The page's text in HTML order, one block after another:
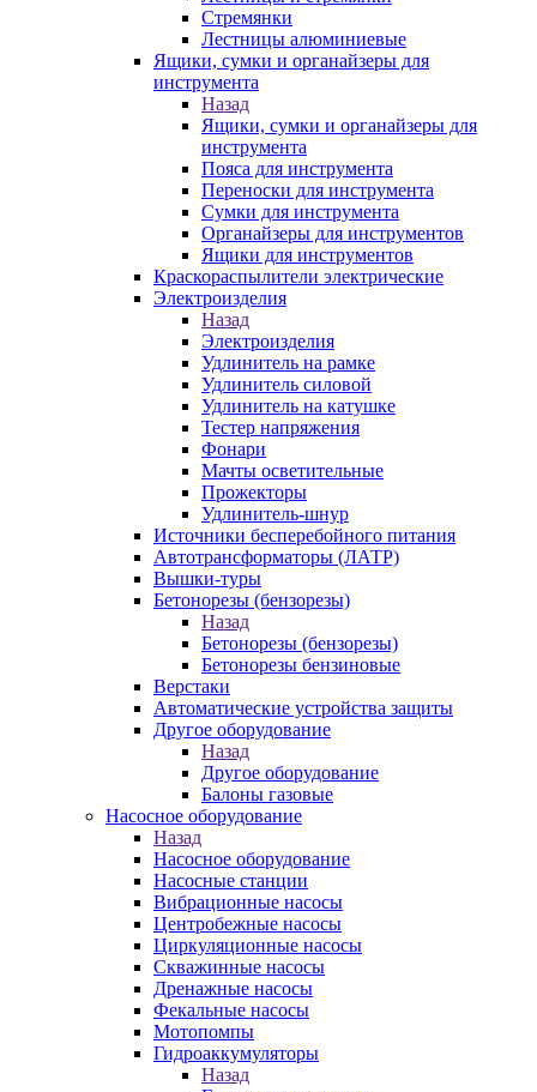
Стремянки
Лестницы алюминиевые
Ящики, сумки и органайзеры для
инструмента
Назад
Ящики, сумки и органайзеры для
инструмента
Пояса для инструмента
Переноски для инструмента
Сумки для инструмента
Органайзеры для инструментов
Ящики для инструментов
Краскораспылители электрические
Электроизделия
Назад
Электроизделия
Удлинитель на рамке
Удлинитель силовой
Удлинитель на катушке
Тестер напряжения
Фонари
Мачты осветительные
Прожекторы
Удлинитель-шнур
Источники бесперебойного питания
Автотрансформаторы (ЛАТР)
Вышки-туры
Бетонорезы (бензорезы)
Назад
Бетонорезы (бензорезы)
Бетонорезы бензиновые
Верстаки
Автоматические устройства защиты
Другое оборудование
Назад
Другое оборудование
Балоны газовые
Насосное оборудование
Назад
Насосное оборудование
Насосные станции
Вибрационные насосы
Центробежные насосы
Циркуляционные насосы
Скважинные насосы
Дренажные насосы
Фекальные насосы
Мотопомпы
Гидроаккумуляторы
Назад